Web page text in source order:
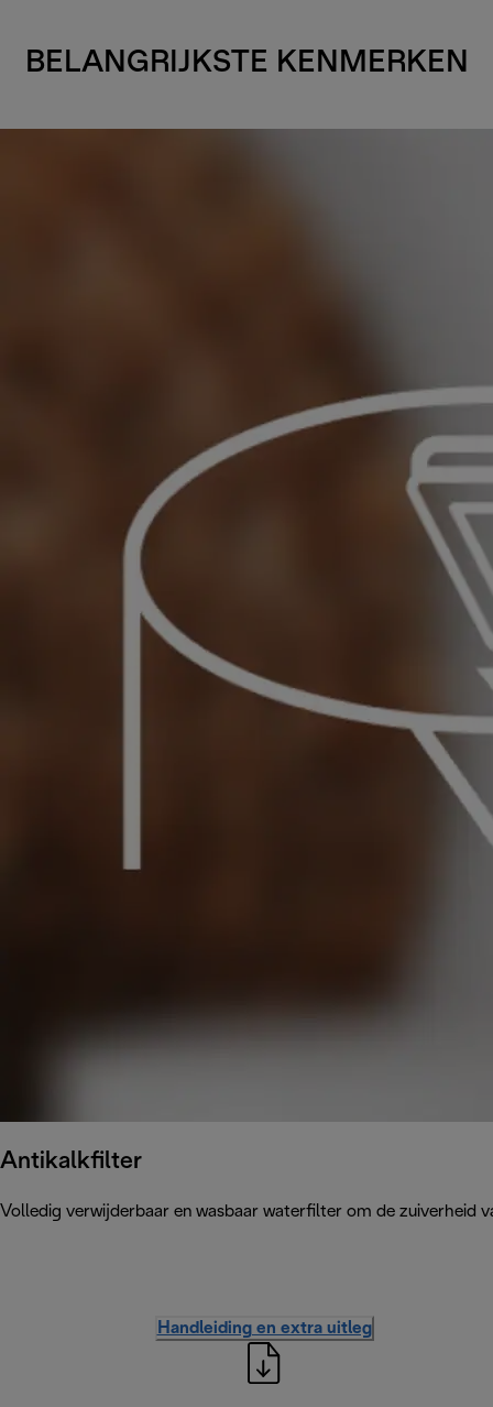
BELANGRIJKSTE KENMERKEN
Antikalkfilter
Volledig verwijderbaar en wasbaar waterfilter om de zuiverheid
Handleiding en extra uitleg